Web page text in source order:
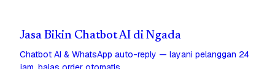
Jasa Bikin Chatbot AI di Ngada
Chatbot AI & WhatsApp auto-reply — layani pelanggan 24